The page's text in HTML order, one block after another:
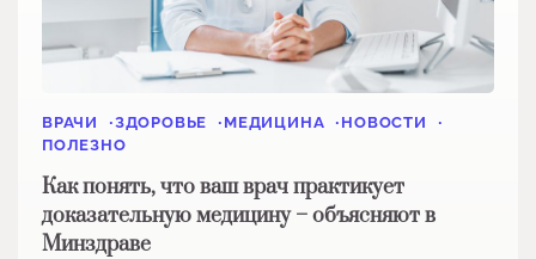
ВРАЧИ ЗДОРОВЬЕ МЕДИЦИНА
НОВОСТИ
ПОЛЕЗНО
Как понять, что ваш врач практикует
доказательную медицину – объясняют в
Минздраве